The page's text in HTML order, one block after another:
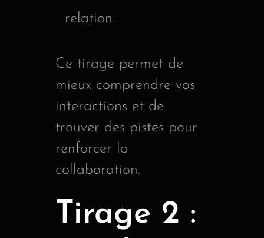
relation.
Ce tirage permet de
mieux comprendre vos
interactions et de
trouver des pistes pour
renforcer la
collaboration.
Tirage 2 :